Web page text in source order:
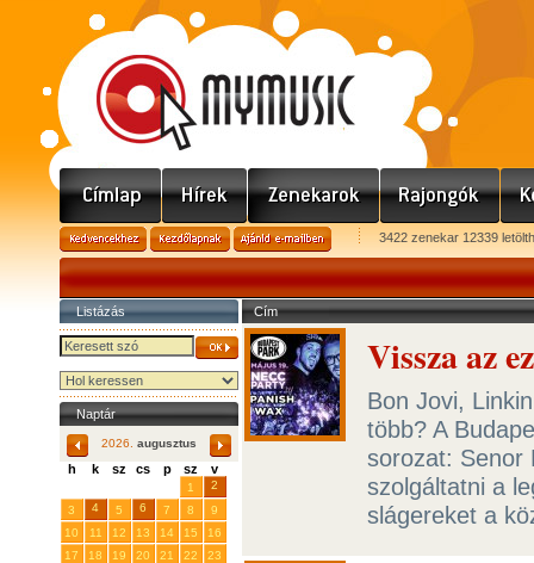
3422 zenekar 12339
Listázás
Naptár
2026. augusztus
h k sz cs p sz v
1
2
3
4 5 6 7 8
9
10
11 12 13 14 15
16
17
18 19 20 21 22
23
Cím
Vissza az
Bon Jovi,
több? A
sorozat: Senor
szolgáltatni a
slágereket a